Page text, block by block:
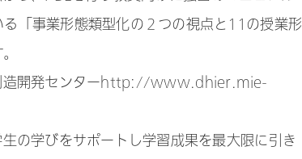
「事業形態類型化の２つの視点と11の授業形
造開発センターhttp://www.dhier.mie-
の学びをサポートし学習成果を最大限に引き